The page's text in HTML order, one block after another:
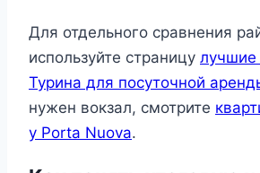
Для отдельного сравнения
используйте страницу лучшие
Турина для посуточной
нужен вокзал, смотрите
у Porta Nuova.